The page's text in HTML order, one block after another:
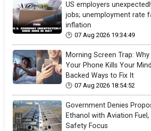
US employers
jobs; unemployment rate
inflation
07 Aug 2026 19:34:49
Morning Screen Trap:
Your Phone Kills Your
Backed Ways to Fix It
07 Aug 2026 18:54:52
Government Denies
Ethanol with Aviation
Safety Focus